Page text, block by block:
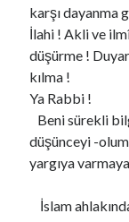
karşı dayanma
İlahi ! Akli ve
düşürme !
kılma !
Ya Rabbi !
Beni sürekli
düşünceyi -
yargıya
İslam